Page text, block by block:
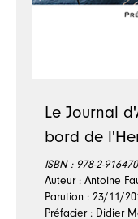
Le Journal
bord de
ISBN : 978-2-
Auteur : Antoine
Parution : 23/11/
Préfacier : Didier